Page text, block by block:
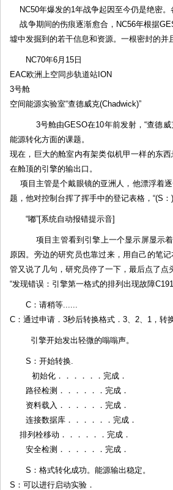
NC50年爆发的1年战争起因至今仍是绝密。
战争期间的伤痕逐渐愈合，NC56年根据
墟中发掘到的若干信息和资源。一根密封的
NC70年6月15日
EAC欧洲上空同步轨道站ION
3号舱
空间能源实验室“查德威克(Chadwick)”
3号舱由GESO在10年前发射，“查德威
能源转化方面的课题。
现在，巨大的舱室内有架类似机甲一样的东
在舱顶的引擎的输出口。
项目主管是个戴眼镜的亚洲人，他漂浮着
题，他对控制台挥了挥手中的登记表格，“(S
“嘟”[系统自动报错提示音]
项目主管看到引擎上一个显示屏显示着
原因。旁边的研究员也靠过来，用自己的笔
管又说了几句，研究员停了一下，最后点了
“发现错误：引擎第一格式的排列出现故障
C：请稍等......
C：通过申请．3秒后转换格式．3、2、1，转
引擎开始发出轻微的嗡嗡声。
S：开始转换.
初始化．．．．．．完成．
路径检测．．．．．．完成．
资料载入．．．．．．完成．
连接数据库．．．．．．完成．
排列栓移动．．．．．．完成．
安全检测．．．．．．完成．
S：格式转化成功。能源输出稳定。
S：可以进行启动实验．